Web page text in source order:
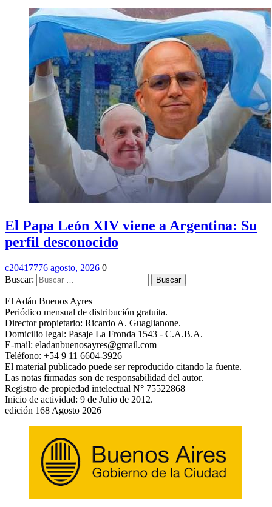
El Papa León XIV viene a Argentina: Su
perfil desconocido
c20417776 agosto, 2026 0
Buscar:
El Adán Buenos Ayres
Periódico mensual de distribución gratuita.
Director propietario: Ricardo A. Guaglianone.
Domicilio legal: Pasaje La Fronda 1543 - C.A.B.A.
E-mail: eladanbuenosayres@gmail.com
Teléfono: +54 9 11 6604-3926
El material publicado puede ser reproducido citando la fuente.
Las notas firmadas son de responsabilidad del autor.
Registro de propiedad intelectual N° 75522868
Inicio de actividad: 9 de Julio de 2012.
edición 168 Agosto 2026